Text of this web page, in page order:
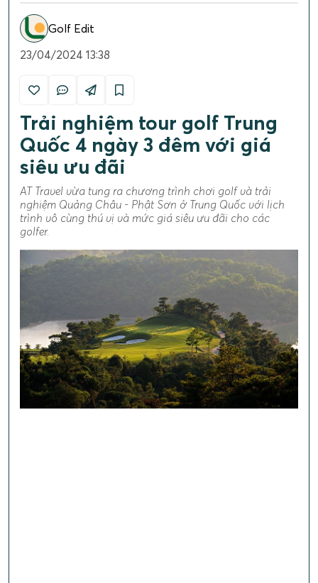
Golf Edit
23/04/2024 13:38
Trải nghiệm tour golf Trung
Quốc 4 ngày 3 đêm với giá
siêu ưu đãi
AT Travel vừa tung ra chương trình chơi golf và trải
nghiệm Quảng Châu - Phật Sơn ở Trung Quốc với lịch
trình vô cùng thú vị và mức giá siêu ưu đãi cho các
golfer.